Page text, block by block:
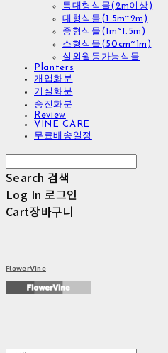
특대형식물(2m이상)
대형식물(1.5m~2m)
중형식물(1m~1.5m)
소형식물(50cm~1m)
실외월동가능식물
Planters
개업화분
거실화분
승진화분
Review
VINE CARE
무료배송일정
Search 검색
Log In 로그인
Cart장바구니
FlowerVine